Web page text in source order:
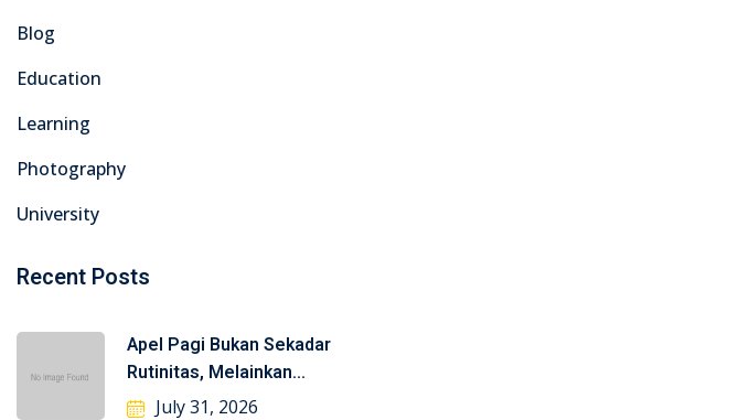
Blog
Education
Learning
Photography
University
Recent Posts
Apel Pagi Bukan Sekadar
Rutinitas, Melainkan
Semangat
July 31, 2026